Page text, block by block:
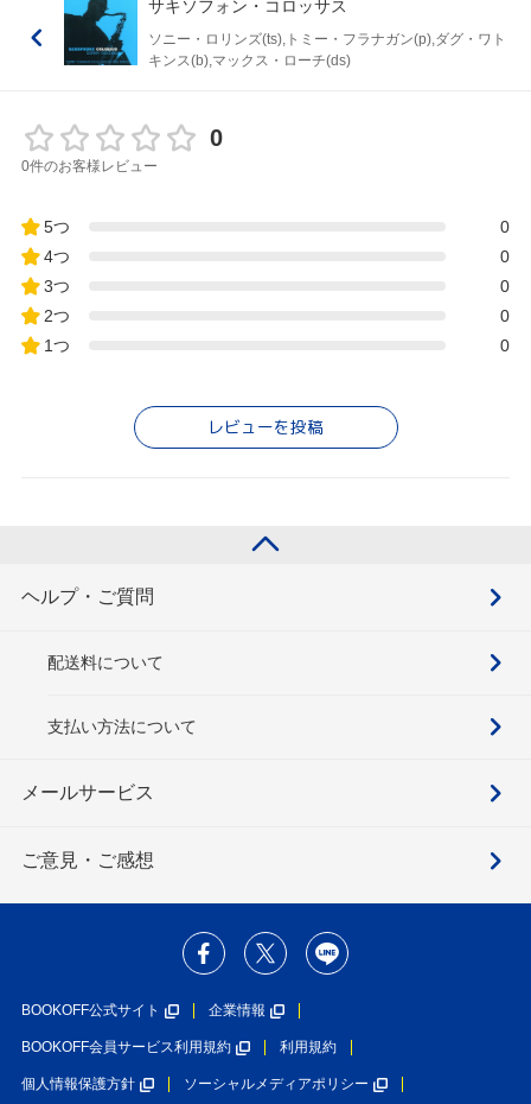
サキソフォン・コロッサス
ソニー・ロリンズ(ts),トミー・フラナガン(p),ダグ・ワト
キンス(b),マックス・ローチ(ds)
0
0件のお客様レビュー
5つ
0
4つ
0
3つ
0
2つ
0
1つ
0
レビューを投稿
ヘルプ・ご質問
配送料について
支払い方法について
メールサービス
ご意見・ご感想
BOOKOFF公式サイト 企業情報
BOOKOFF会員サービス利用規約 利用規約
個人情報保護方針 ソーシャルメディアポリシー